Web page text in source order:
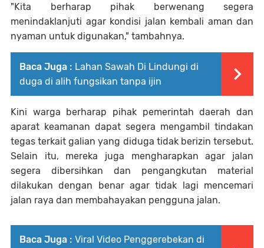
"Kita berharap pihak berwenang segera
menindaklanjuti agar kondisi jalan kembali aman dan
nyaman untuk digunakan," tambahnya.
Baca Juga : Lahan Sawah Di Lindungi di
duga di alih fungsikan tanpa ijin
Kini warga berharap pihak pemerintah daerah dan
aparat keamanan dapat segera mengambil tindakan
tegas terkait galian yang diduga tidak berizin tersebut.
Selain itu, mereka juga mengharapkan agar jalan
segera dibersihkan dan pengangkutan material
dilakukan dengan benar agar tidak lagi mencemari
jalan raya dan membahayakan pengguna jalan.
Baca Juga : Viral Video Penggerebekan di